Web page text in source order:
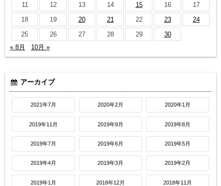
11
12 13 14 15 16
17
18
19 20 21 22 23
24
25
26 27 28 29
30
« 8月
10月 »
アーカイブ
2021年7月 2020年2月 2020年1月
2019年11月 2019年9月 2019年8月
2019年7月 2019年6月 2019年5月
2019年4月 2019年3月 2019年2月
2019年1月 2018年12月 2018年11月